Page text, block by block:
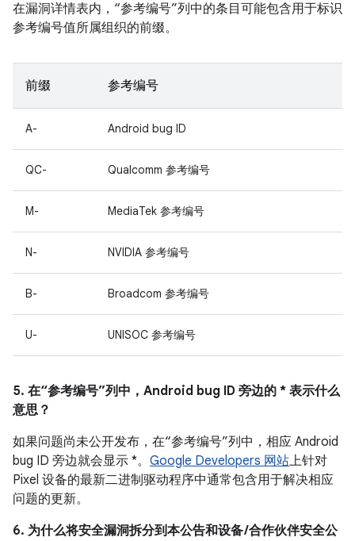
在漏洞详情表内，“参考编号”列中的条目可能包含用于标识
参考编号值所属组织的前缀。
前缀 参考编号
A- Android bug ID
QC- Qualcomm 参考编号
M- MediaTek 参考编号
N- NVIDIA 参考编号
B- Broadcom 参考编号
U- UNISOC 参考编号
5. 在“参考编号”列中，Android bug ID 旁边的 * 表示什么
意思？
如果问题尚未公开发布，在“参考编号”列中，相应 Android
bug ID 旁边就会显示 *。 Google Developers 网站上针对
Pixel 设备的最新二进制驱动程序中通常包含用于解决相应
问题的更新。
6. 为什么将安全漏洞拆分到本公告和设备 /合作伙伴安全公